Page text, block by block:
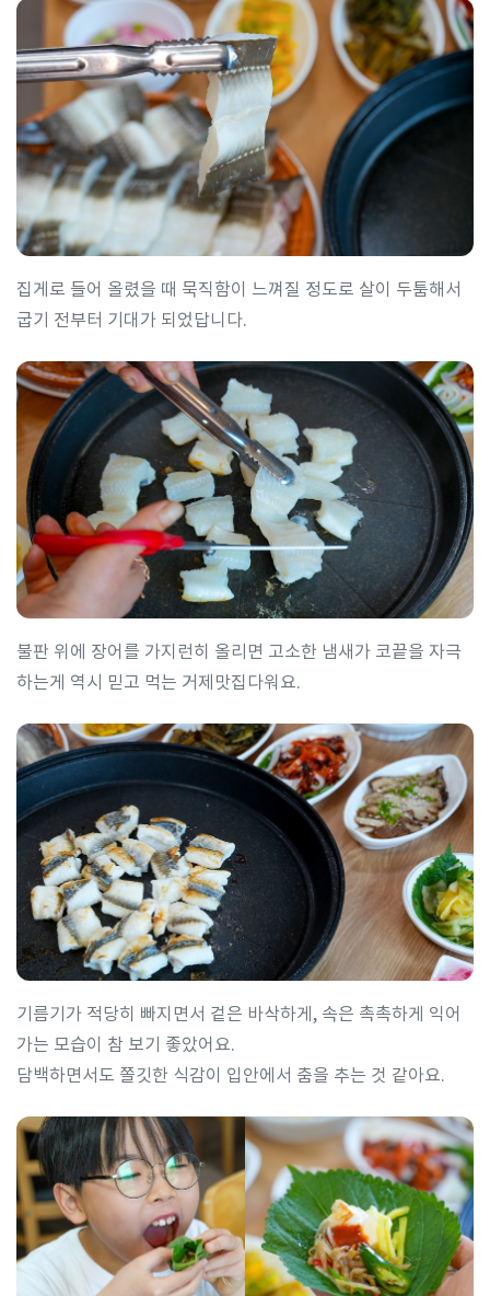
집게로 들어 올렸을 때 묵직함이 느껴질 정도로 살이 두툼해서
굽기 전부터 기대가 되었답니다.
불판 위에 장어를 가지런히 올리면 고소한 냄새가 코끝을 자극
하는게 역시 믿고 먹는 거제맛집다워요.
기름기가 적당히 빠지면서 겉은 바삭하게, 속은 촉촉하게 익어
가는 모습이 참 보기 좋았어요.
담백하면서도 쫄깃한 식감이 입안에서 춤을 추는 것 같아요.